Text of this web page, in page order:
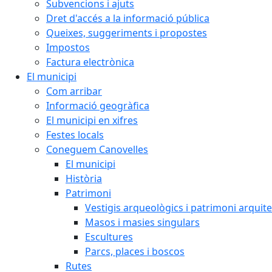
Subvencions i ajuts
Dret d'accés a la informació pública
Queixes, suggeriments i propostes
Impostos
Factura electrònica
El municipi
Com arribar
Informació geogràfica
El municipi en xifres
Festes locals
Coneguem Canovelles
El municipi
Història
Patrimoni
Vestigis arqueològics i patrimoni
Masos i masies singulars
Escultures
Parcs, places i boscos
Rutes